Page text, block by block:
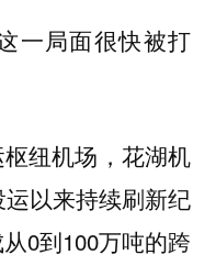
一局面很快被打
纽机场，花湖机
以来持续刷新纪
0到100万吨的跨